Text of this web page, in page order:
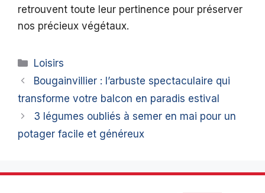
retrouvent toute leur pertinence pour préserver
nos précieux végétaux.
Catégories
Loisirs
Bougainvillier : l’arbuste spectaculaire qui
transforme votre balcon en paradis estival
3 légumes oubliés à semer en mai pour un
potager facile et généreux